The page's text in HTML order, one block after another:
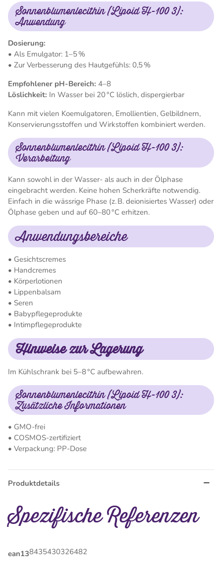
Sonnenblumenlecithin (Lipoid H-100 3):
Anwendung
Dosierung:
• Als Emulgator: 1–5 %
• Zur Verbesserung des Hautgefühls: 0,5 %
Empfohlener pH-Bereich: 4–8
Löslichkeit: In Wasser bei 20 °C löslich, dispergierbar
Kann mit vielen Koemulgatoren, Emollientien, Gelbildnern,
Konservierungsstoffen und Wirkstoffen kombiniert werden.
Sonnenblumenlecithin (Lipoid H-100 3):
Verarbeitung
Kann sowohl in der Wasser- als auch in der Ölphase
eingebracht werden. Keine hohen Scherkräfte notwendig.
Einfach in die wässrige Phase (z. B. deionisiertes Wasser) oder
Ölphase geben und auf 60–80 °C erhitzen.
Anwendungsbereiche
• Gesichtscremes
• Handcremes
• Körperlotionen
• Lippenbalsam
• Seren
• Babypflegeprodukte
• Intimpflegeprodukte
Hinweise zur Lagerung
Im Kühlschrank bei 5–8 °C aufbewahren.
Sonnenblumenlecithin (Lipoid H-100 3):
Zusätzliche Informationen
• GMO-frei
• COSMOS-zertifiziert
• Verpackung: PP-Dose
Produktdetails
Spezifische Referenzen
ean138435430326482